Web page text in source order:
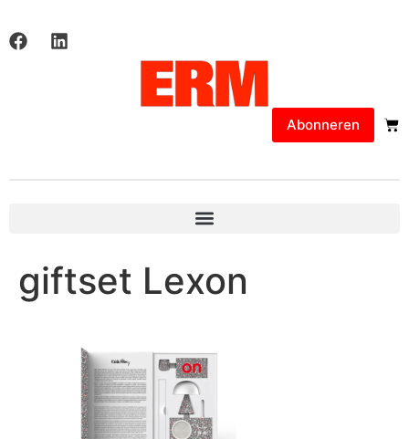
Abonneren
giftset Lexon